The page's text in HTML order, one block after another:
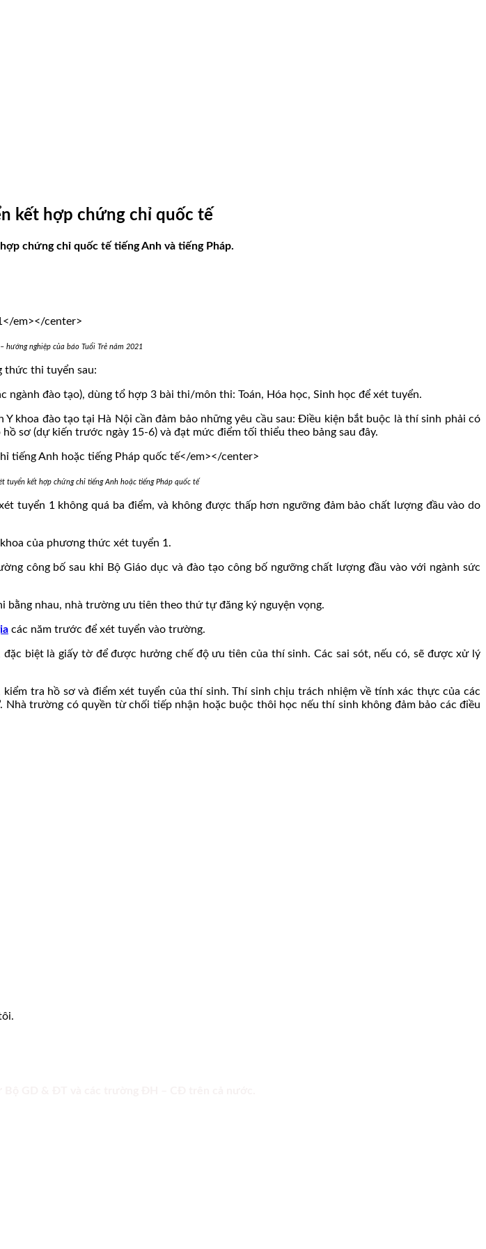
kết hợp chứng chỉ quốc tế
chứng chỉ quốc tế tiếng Anh và tiếng Pháp.
hướng nghiệp của báo Tuổi Trẻ năm 2021
thức thi tuyển sau:
đào tạo), dùng tổ hợp 3 bài thi/môn thi: Toán, Hóa học, Sinh học để xét tuyển.
khoa đào tạo tại Hà Nội cần đảm bảo những yêu cầu sau: Điều kiện bắt buộc là thí sinh phải có
sơ (dự kiến trước ngày 15-6) và đạt mức điểm tối thiểu theo bảng sau đây.
tuyển kết hợp chứng chỉ tiếng Anh hoặc tiếng Pháp quốc tế
tuyển 1 không quá ba điểm, và không được thấp hơn ngưỡng đảm bảo chất lượng đầu vào do
của phương thức xét tuyển 1.
công bố sau khi Bộ Giáo dục và đào tạo công bố ngưỡng chất lượng đầu vào với ngành sức
nhau, nhà trường ưu tiên theo thứ tự đăng ký nguyện vọng.
các năm trước để xét tuyển vào trường.
biệt là giấy tờ để được hưởng chế độ ưu tiên của thí sinh. Các sai sót, nếu có, sẽ được xử lý
tra hồ sơ và điểm xét tuyển của thí sinh. Thí sinh chịu trách nhiệm về tính xác thực của các
trường có quyền từ chối tiếp nhận hoặc buộc thôi học nếu thí sinh không đảm bảo các điều